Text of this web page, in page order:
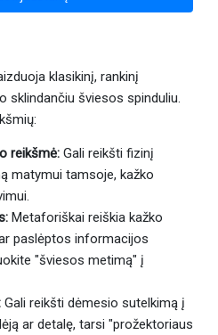
klasikinį, rankinį
sklindančiu šviesos spinduliu.
reikšmė: Gali reikšti fizinį
matymui tamsoje, kažko
Metaforiškai reiškia kažko
paslėptos informacijos
"šviesos metimą" į
Gali reikšti dėmesio sutelkimą į
ar detalę, tarsi "prožektoriaus